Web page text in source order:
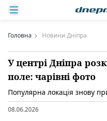
Головна Новини Дніпра
У центрі Дніпра
поле: чарівні фото
Популярна локація знову
08.06.2026